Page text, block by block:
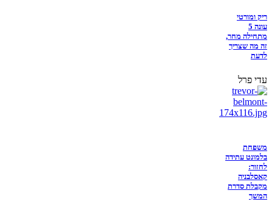
ריק ומורטי
עונה 5
מתחילה מחר,
זה מה שצריך
לדעת
עדי פרל
משפחת
בלמונט עתידה
לחזור:
קאסלבניה
מקבלת סדרת
המשך